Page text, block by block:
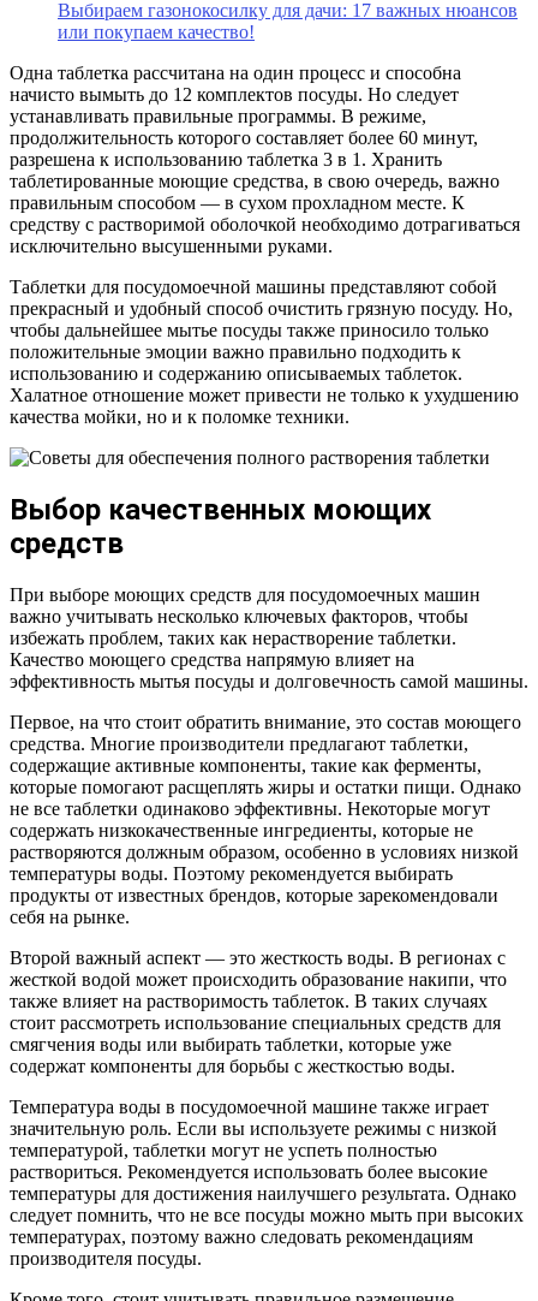
Выбираем газонокосилку для дачи: 17 важных нюансов
или покупаем качество!
Одна таблетка рассчитана на один процесс и способна
начисто вымыть до 12 комплектов посуды. Но следует
устанавливать правильные программы. В режиме,
продолжительность которого составляет более 60 минут,
разрешена к использованию таблетка 3 в 1. Хранить
таблетированные моющие средства, в свою очередь, важно
правильным способом — в сухом прохладном месте. К
средству с растворимой оболочкой необходимо дотрагиваться
исключительно высушенными руками.
Таблетки для посудомоечной машины представляют собой
прекрасный и удобный способ очистить грязную посуду. Но,
чтобы дальнейшее мытье посуды также приносило только
положительные эмоции важно правильно подходить к
использованию и содержанию описываемых таблеток.
Халатное отношение может привести не только к ухудшению
качества мойки, но и к поломке техники.
Выбор качественных моющих
средств
При выборе моющих средств для посудомоечных машин
важно учитывать несколько ключевых факторов, чтобы
избежать проблем, таких как нерастворение таблетки.
Качество моющего средства напрямую влияет на
эффективность мытья посуды и долговечность самой машины.
Первое, на что стоит обратить внимание, это состав моющего
средства. Многие производители предлагают таблетки,
содержащие активные компоненты, такие как ферменты,
которые помогают расщеплять жиры и остатки пищи. Однако
не все таблетки одинаково эффективны. Некоторые могут
содержать низкокачественные ингредиенты, которые не
растворяются должным образом, особенно в условиях низкой
температуры воды. Поэтому рекомендуется выбирать
продукты от известных брендов, которые зарекомендовали
себя на рынке.
Второй важный аспект — это жесткость воды. В регионах с
жесткой водой может происходить образование накипи, что
также влияет на растворимость таблеток. В таких случаях
стоит рассмотреть использование специальных средств для
смягчения воды или выбирать таблетки, которые уже
содержат компоненты для борьбы с жесткостью воды.
Температура воды в посудомоечной машине также играет
значительную роль. Если вы используете режимы с низкой
температурой, таблетки могут не успеть полностью
раствориться. Рекомендуется использовать более высокие
температуры для достижения наилучшего результата. Однако
следует помнить, что не все посуды можно мыть при высоких
температурах, поэтому важно следовать рекомендациям
производителя посуды.